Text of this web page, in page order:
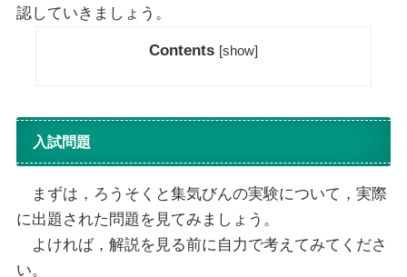
認していきましょう。
Contents [show]
入試問題
まずは，ろうそくと集気びんの実験について，実際
に出題された問題を見てみましょう。
よければ，解説を見る前に自力で考えてみてくださ
い。